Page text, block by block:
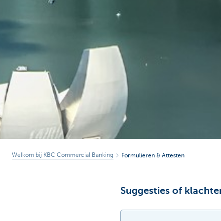
Welkom bij KBC Commercial Banking Formulieren & Attesten
Suggesties of